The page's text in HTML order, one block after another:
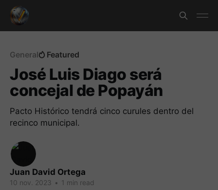
General Featured
José Luis Diago será
concejal de Popayán
Pacto Histórico tendrá cinco curules dentro del
recinco municipal.
Juan David Ortega
10 nov. 2023 • 1 min read